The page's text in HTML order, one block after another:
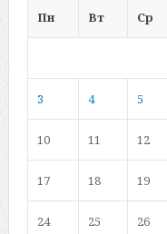
Пн
Вт Ср
3 4 5
10 11 12
17 18 19
24 25 26